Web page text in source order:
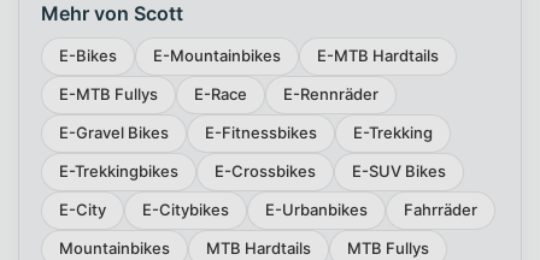
Mehr von Scott
E-Bikes E-Mountainbikes
E-MTB Hardtails
E-MTB Fullys
E-Race
E-Rennräder
E-Gravel Bikes
E-Fitnessbikes
E-Trekking
E-Trekkingbikes
E-Crossbikes
E-SUV Bikes
E-City
E-Citybikes E-Urbanbikes
Fahrräder
Mountainbikes
MTB Hardtails
MTB Fullys